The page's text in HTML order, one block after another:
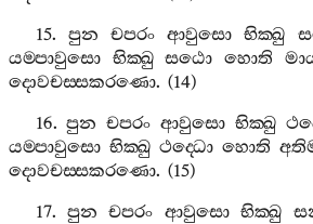
15. පුන චපරං ආවුසො භික‍්ඛු
යම‍්පාවුසො භික‍්ඛු සඨො හොති
දොවචස‍්සකරණො. (14)
16.පුන චපරං ආවුසො භික‍්ඛු
යම‍්පාවුසො භික‍්ඛු ථද‍්ධො හොති
දොවචස‍්සකරණො. (15)
17.පුන චපරං ආවුසො භික‍්ඛු